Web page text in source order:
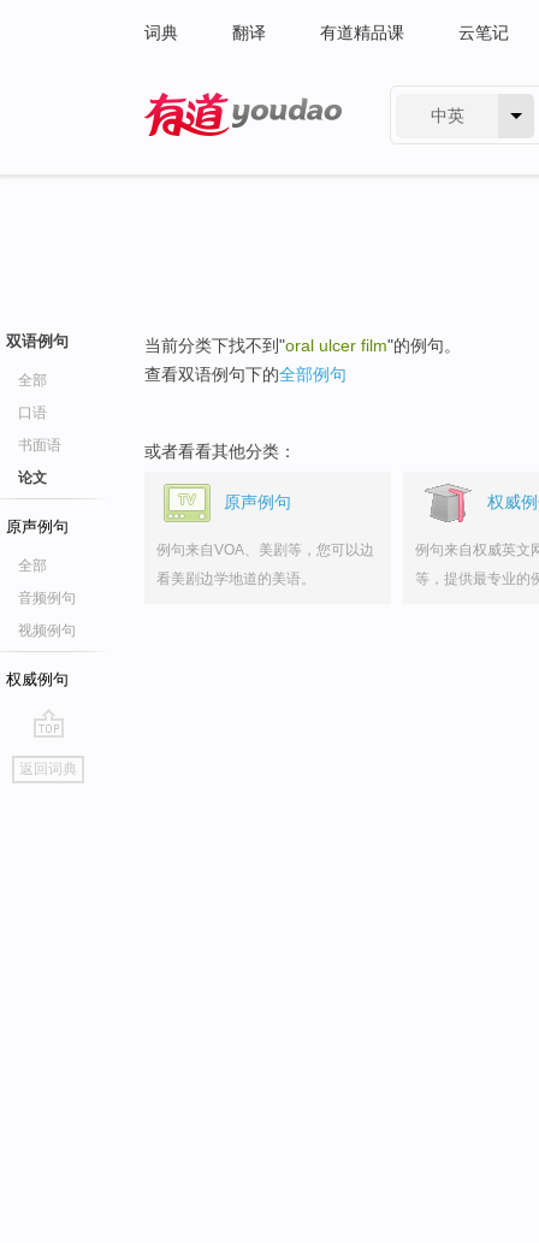
词典 翻译 有道精品课 云笔记
中英
双语例句
全部
口语
书面语
论文
原声例句
全部
音频例句
视频例句
权威例句
go
top
返回词典
当前分类下找不到"oral ulcer film"的例句。
查看双语例句下的全部例句
或者看看其他分类：
原声例句
例句来自VOA、美剧等，您可以边
看美剧边学地道的美语。
权威
例句来自权威英文
等，提供最专业的